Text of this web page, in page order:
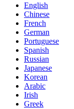
English
Chinese
French
German
Portuguese
Spanish
Russian
Japanese
Korean
Arabic
Irish
Greek